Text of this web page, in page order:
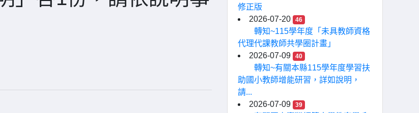
修正版
2026-07-20
46
轉知~115學年度「未具教師資格
代理代課教師共學圈計畫」
2026-07-09
40
轉知~有關本縣115學年度學習扶
助國小教師增能研習，詳如說明，
請...
2026-07-09
39